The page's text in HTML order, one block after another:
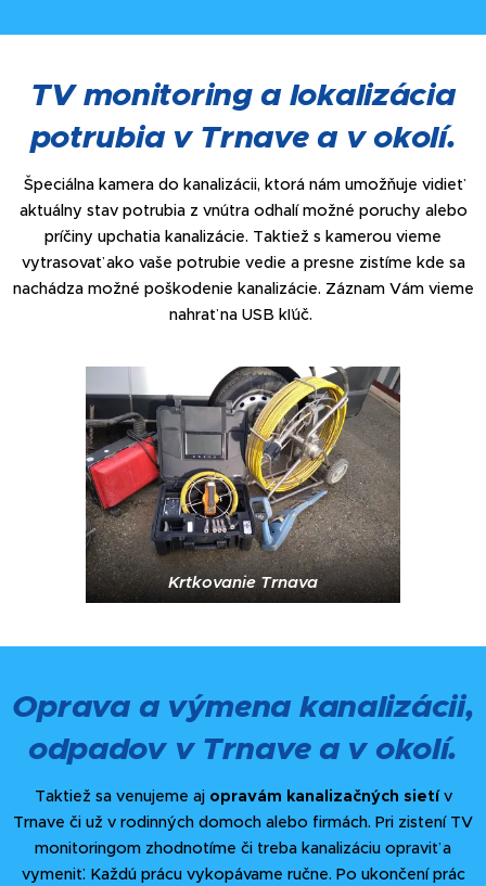
TV monitoring a lokalizácia
potrubia v Trnave a v okolí.
Špeciálna kamera do kanalizácii, ktorá nám umožňuje vidieť
aktuálny stav potrubia z vnútra odhalí možné poruchy alebo
príčiny upchatia kanalizácie. Taktiež s kamerou vieme
vytrasovať ako vaše potrubie vedie a presne zistíme kde sa
nachádza možné poškodenie kanalizácie. Záznam Vám vieme
nahrať na USB kľúč.
Krtkovanie Trnava
Oprava a výmena kanalizácii,
odpadov v Trnave a v okolí.
Taktiež sa venujeme aj opravám kanalizačných sietív
Trnave či už v rodinných domoch alebo firmách. Pri zistení TV
monitoringom zhodnotíme či treba kanalizáciu opraviť a
vymeniť. Každú prácu vykopávame ručne. Po ukončení prác